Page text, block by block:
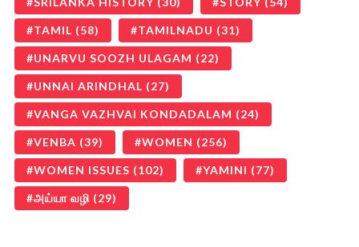
TAMIL (58) TAMILNADU (31)
UNARVU SOOZH ULAGAM (22)
UNNAI ARINDHAL (27)
VANGA VAZHVAI KONDADALAM (24)
VENBA (39) WOMEN (256)
WOMEN ISSUES (102) YAMINI (77)
அய்யா வழி (29)